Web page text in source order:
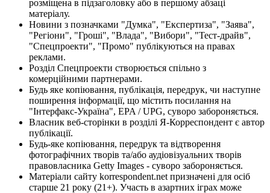
розміщена в підзаголовку або в першому абзаці
матеріалу.
Новини з позначками "Думка", "Експертиза", "Заява",
"Регіони", "Гроші", "Влада", "Вибори", "Тест-драйв",
"Спецпроекти", "Промо" публікуються на правах
реклами.
Розділ Спецпроекти створюється спільно з
комерційними партнерами.
Будь яке копіювання, публікація, передрук, чи наступне
поширення інформації, що містить посилання на
"Інтерфакс-Україна", EPA / UPG, суворо забороняється.
Власник веб-сторінки в розділі Я-Корреспондент є автор
публікації.
Будь-яке копіювання, передрук та відтворення
фотографічних творів та/або аудіовізуальних творів
правовласника Getty Images - суворо забороняється.
Матеріали сайту korrespondent.net призначені для осіб
старше 21 року (21+). Участь в азартних іграх може